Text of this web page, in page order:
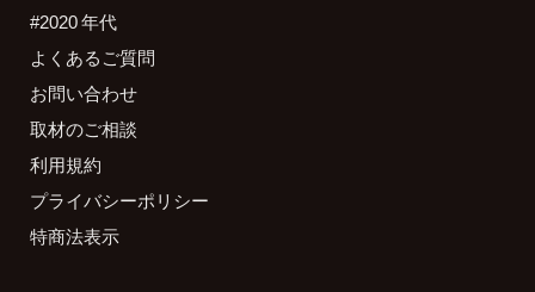
#2020 年代
よくあるご質問
お問い合わせ
取材のご相談
利用規約
プライバシーポリシー
特商法表示